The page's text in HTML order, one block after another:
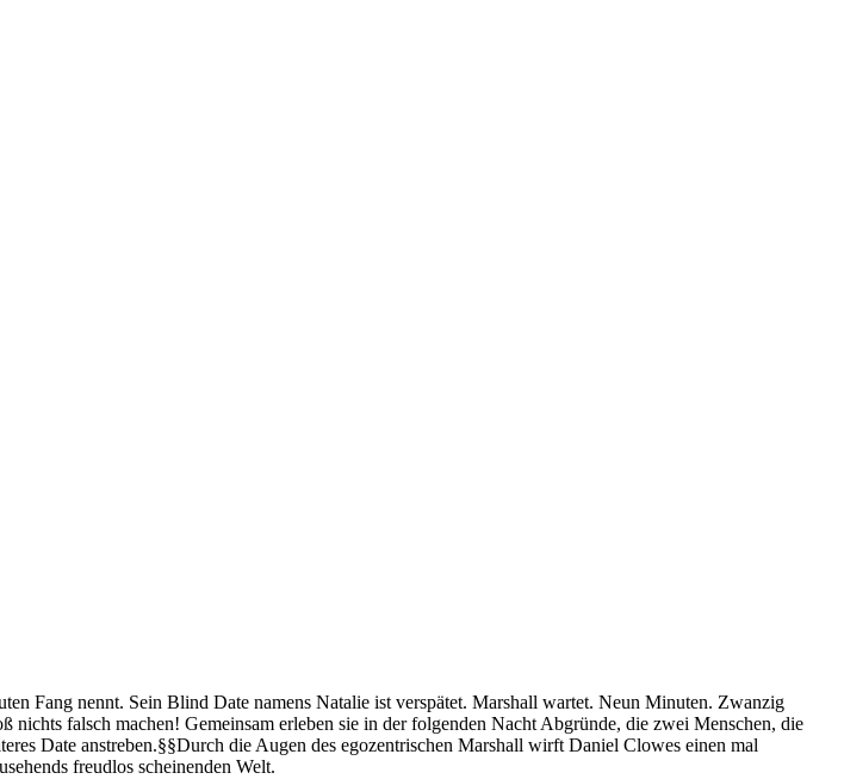
Fang nennt. Sein Blind Date namens Natalie ist verspätet. Marshall wartet. Neun Minuten. Zwanzig
falsch machen! Gemeinsam erleben sie in der folgenden Nacht Abgründe, die zwei Menschen, die
Date anstreben.§§Durch die Augen des egozentrischen Marshall wirft Daniel Clowes einen mal
freudlos scheinenden Welt.